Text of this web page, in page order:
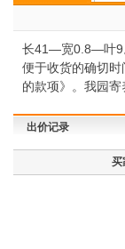
长41—宽0.8—叶9
便于收货的确切
的款项》。我园寄
出价记录
买